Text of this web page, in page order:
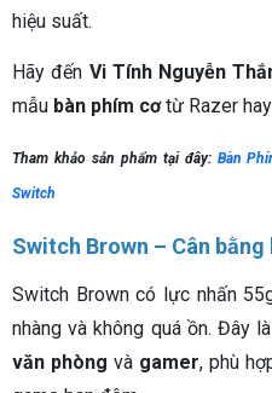
hiệu suất.
Hãy đến Vi Tính Nguyễn
mẫu bàn phím cơtừ Razer
Tham khảo sản phẩm tại đây: Bàn
Switch
Switch Brown – Cân bằng
Switch Brown có lực nhấn
nhàng và không quá ồn. Đây
văn phòng và gamer, phù